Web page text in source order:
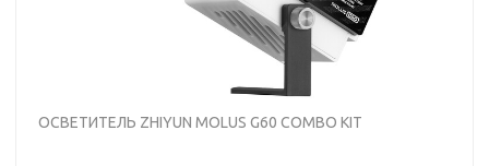
ОСВЕТИТЕЛЬ ZHIYUN MOLUS G60 COMBO KIT